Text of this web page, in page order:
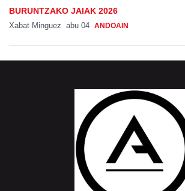
BURUNTZAKO JAIAK 2026
Xabat Minguez abu 04 ANDOAIN